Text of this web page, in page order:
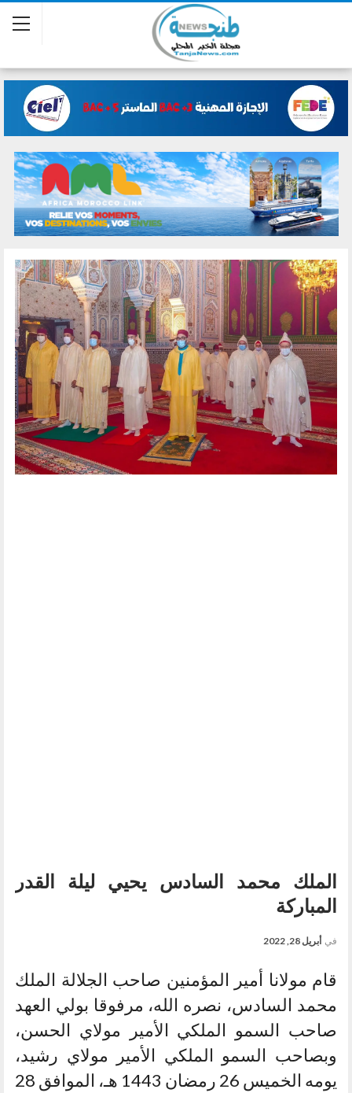
الملك محمد السادس يحيي ليلة القدر
المباركة
في أبريل 28, 2022
قام مولانا أمير المؤمنين صاحب الجلالة الملك
محمد السادس، نصره الله، مرفوقا بولي العهد
صاحب السمو الملكي الأمير مولاي الحسن،
وبصاحب السمو الملكي الأمير مولاي رشيد،
يومه الخميس 26 رمضان 1443 هـ، الموافق 28